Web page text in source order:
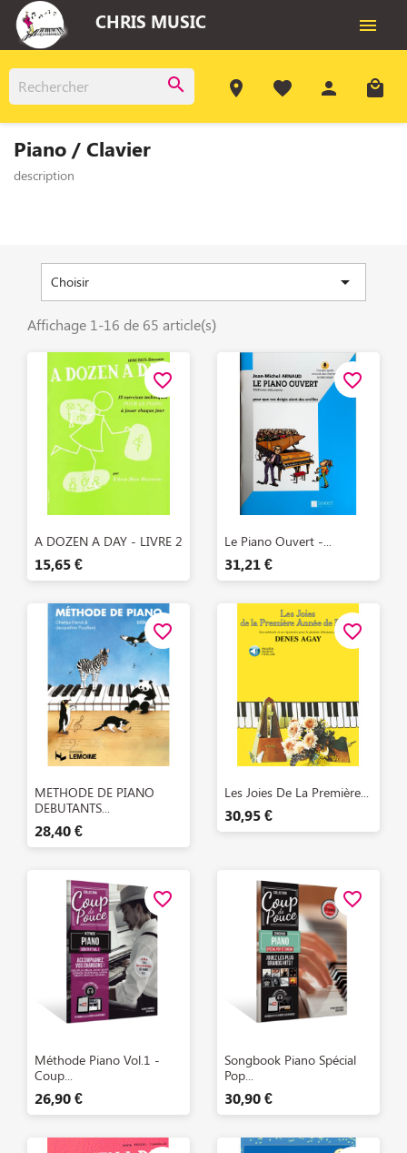
CHRIS MUSIC 
search room favorite person local_mall
Piano / Clavier
description
Choisir 
Affichage 1-16 de 65 article(s)
Aperçu rapide
A DOZEN A DAY - LIVRE 2
15,65 €
favorite_border
 Aperçu rapide
Le Piano Ouvert -...
31,21 €
favorite_border
Aperçu rapide
METHODE DE PIANO
DEBUTANTS...
28,40 €
favorite_border
 Aperçu rapide
Les Joies De La Première...
30,95 €
favorite_border
 Aperçu rapide
Méthode Piano Vol.1 -
Coup...
26,90 €
favorite_border
 Aperçu rapide
Songbook Piano Spécial
Pop...
30,90 €
favorite_border